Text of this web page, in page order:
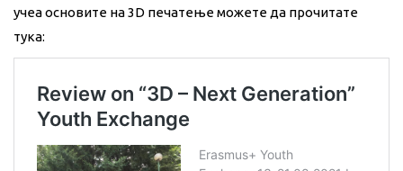
учеа основите на 3D печатење можете да прочитате
тука: